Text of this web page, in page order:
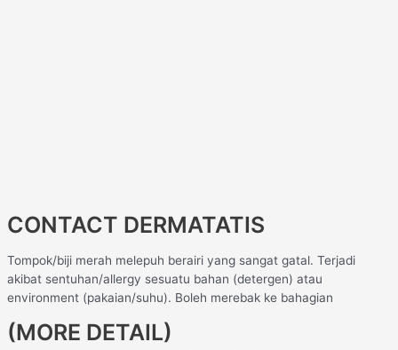
CONTACT DERMATATIS
Tompok/biji merah melepuh berairi yang sangat gatal. Terjadi
akibat sentuhan/allergy sesuatu bahan (detergen) atau
environment (pakaian/suhu). Boleh merebak ke bahagian
(MORE DETAIL)